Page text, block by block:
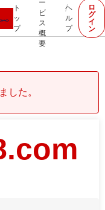
ト
ッ
プ
ー
ビ
ス
概
要
ヘ
ル
プ
ロ
グ
イ
ン
した。